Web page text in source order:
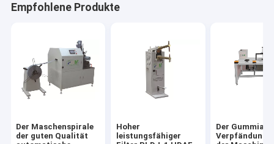
Empfohlene Produkte
Der Maschenspirale
der guten Qualität
Hoher
leistungsfähiger
Der